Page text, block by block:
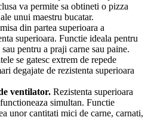
va permite sa obtineti o pizza
unui maestru bucatar.
din partea superioara a
superioara. Functie ideala pentru
pentru a praji carne sau paine.
se gatesc extrem de repede
degajate de rezistenta superioara
ventilator. Rezistenta superioara
simultan. Functie
unor cantitati mici de carne, carnati,